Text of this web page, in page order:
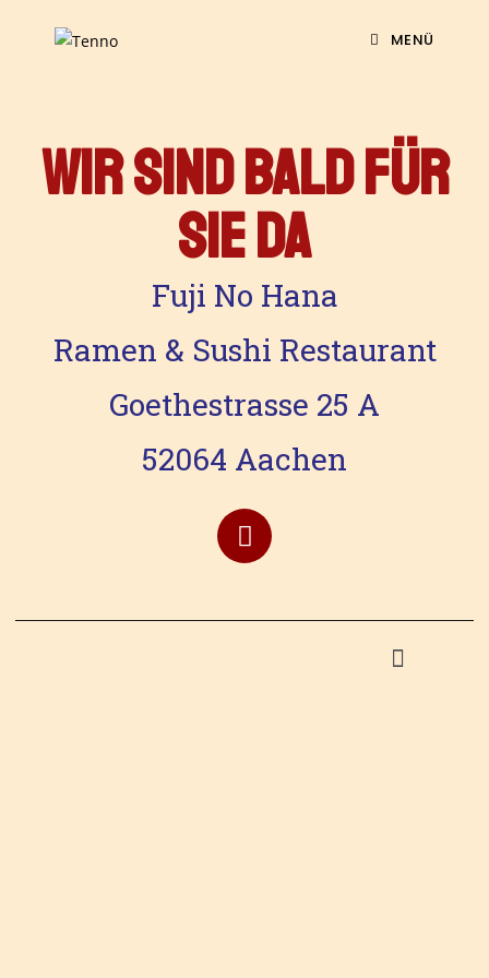
MENÜ
WIR SIND BALD FÜR
SIE DA
Fuji No Hana
Ramen & Sushi Restaurant
Goethestrasse 25 A
52064 Aachen